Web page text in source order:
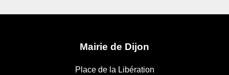
Mairie de Dijon
Place de la Libération